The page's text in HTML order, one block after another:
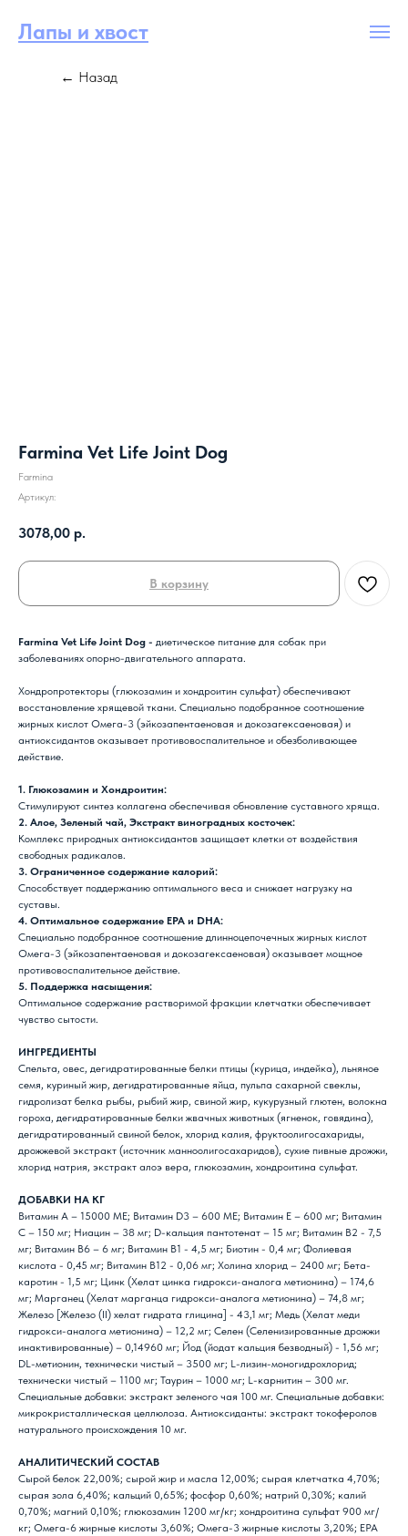
Лапы и хвост
← Назад
Farmina Vet Life Joint Dog
Farmina
Артикул:
3078,00 р.
В корзину
Farmina Vet Life Joint Dog - диетическое питание для собак при
заболеваниях опорно-двигательного аппарата.
Хондропротекторы (глюкозамин и хондроитин сульфат) обеспечивают
восстановление хрящевой ткани. Специально подобранное соотношение
жирных кислот Омега-3 (эйкозапентаеновая и докозагексаеновая) и
антиоксидантов оказывает противовоспалительное и обезболивающее
действие.
1. Глюкозамин и Хондроитин:
Стимулируют синтез коллагена обеспечивая обновление суставного хряща.
2. Алое, Зеленый чай, Экстракт виноградных косточек:
Комплекс природных антиоксидантов защищает клетки от воздействия
свободных радикалов.
3. Ограниченное содержание калорий:
Способствует поддержанию оптимального веса и снижает нагрузку на
суставы.
4. Оптимальное содержание EPA и DHA:
Специально подобранное соотношение длинноцепочечных жирных кислот
Омега-3 (эйкозапентаеновая и докозагексаеновая) оказывает мощное
противовоспалительное действие.
5. Поддержка насыщения:
Оптимальное содержание растворимой фракции клетчатки обеспечивает
чувство сытости.
ИНГРЕДИЕНТЫ
Спельта, овес, дегидратированные белки птицы (курица, индейка), льняное
семя, куриный жир, дегидратированные яйца, пульпа сахарной свеклы,
гидролизат белка рыбы, рыбий жир, свиной жир, кукурузный глютен, волокна
гороха, дегидратированные белки жвачных животных (ягненок, говядина),
дегидратированный свиной белок, хлорид калия, фруктоолигосахариды,
дрожжевой экстракт (источник манноолигосахаридов), сухие пивные дрожжи,
хлорид натрия, экстракт алоэ вера, глюкозамин, хондроитина сульфат.
ДОБАВКИ НА КГ
Витамин А – 15000 МЕ; Витамин D3 – 600 МЕ; Витамин E – 600 мг; Витамин
C – 150 мг; Ниацин – 38 мг; D-кальция пантотенат – 15 мг; Витамин В2 - 7,5
мг; Витамин В6 – 6 мг; Витамин В1 - 4,5 мг; Биотин - 0,4 мг; Фолиевая
кислота - 0,45 мг; Витамин В12 - 0,06 мг; Холина хлорид – 2400 мг; Бета-
каротин - 1,5 мг; Цинк (Xелат цинка гидрокси-аналога метионина) – 174,6
мг; Mарганец (Xелат марганца гидрокси-аналога метионина) – 74,8 мг;
Железо [Железо (II) хелат гидрата глицина] - 43,1 мг; Mедь (Хелат меди
гидрокси-аналога метионина) – 12,2 мг; Селен (Селенизированные дрожжи
инактивированные) – 0,14960 мг; Йод (йодат кальция безводный) - 1,56 мг;
DL-метионин, технически чистый – 3500 мг; L-лизин-моногидрохлорид;
технически чистый – 1100 мг; Таурин – 1000 мг; L-карнитин – 300 мг.
Специальные добавки: экстракт зеленого чая 100 мг. Специальные добавки:
микрокристаллическая целлюлоза. Антиоксиданты: экстракт токоферолов
натурального происхождения 10 мг.
АНАЛИТИЧЕСКИЙ СОСТАВ
Сырой белок 22,00%; сырой жир и масла 12,00%; сырая клетчатка 4,70%;
сырая зола 6,40%; кальций 0,65%; фосфор 0,60%; натрий 0,30%; калий
0,70%; магний 0,10%; глюкозамин 1200 мг/кг; хондроитина сульфат 900 мг/
кг; Омега-6 жирные кислоты 3,60%; Омега-3 жирные кислоты 3,20%; EPA